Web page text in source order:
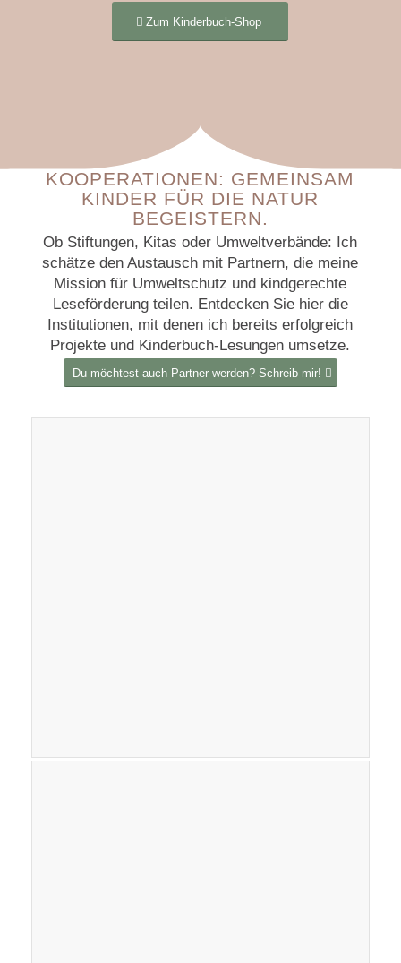
Zum Kinderbuch-Shop
KOOPERATIONEN: GEMEINSAM
KINDER FÜR DIE NATUR
BEGEISTERN.
Ob Stiftungen, Kitas oder Umweltverbände: Ich
schätze den Austausch mit Partnern, die meine
Mission für Umweltschutz und kindgerechte
Leseförderung teilen. Entdecken Sie hier die
Institutionen, mit denen ich bereits erfolgreich
Projekte und Kinderbuch-Lesungen umsetze.
Du möchtest auch Partner werden? Schreib mir!